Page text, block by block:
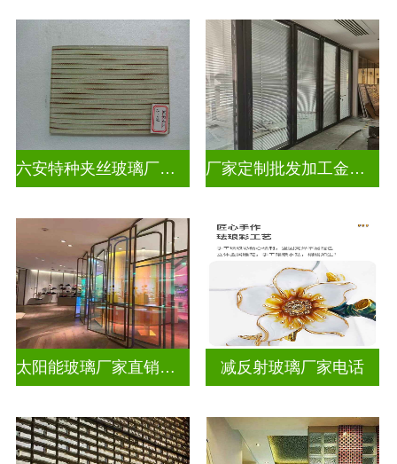
六安特种夹丝玻璃厂家电话 厂家定制批发加工金属丝夹丝玻璃
太阳能玻璃厂家直销批发 减反射玻璃厂家电话